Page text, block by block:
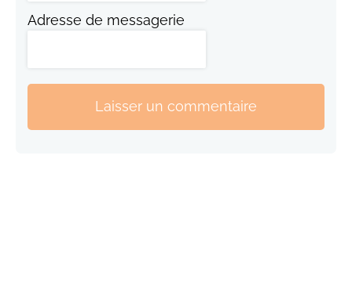
Adresse de messagerie
Laisser un commentaire